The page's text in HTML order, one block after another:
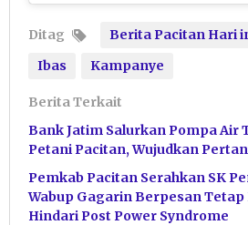
Ditag Berita Pacitan Hari
Ibas
Kampanye
Berita Terkait
Bank Jatim Salurkan Pompa Air
Petani Pacitan, Wujudkan
Pemkab Pacitan Serahkan SK
Wabup Gagarin Berpesan
Hindari Post Power Syndrome